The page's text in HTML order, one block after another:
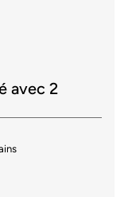
avec 2